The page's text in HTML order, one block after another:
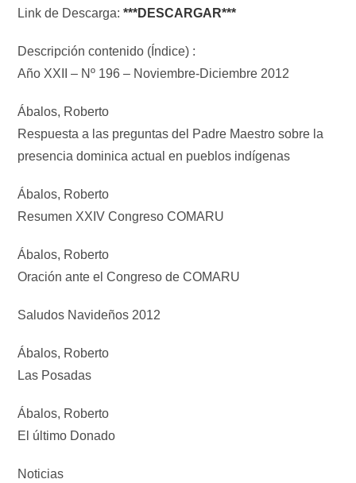
Link de Descarga:***DESCARGAR***
Descripción contenido (Índice) :
Año XXII – Nº 196 – Noviembre-Diciembre 2012
Ábalos, Roberto
Respuesta a las preguntas del Padre Maestro sobre la
presencia dominica actual en pueblos indígenas
Ábalos, Roberto
Resumen XXIV Congreso COMARU
Ábalos, Roberto
Oración ante el Congreso de COMARU
Saludos Navideños 2012
Ábalos, Roberto
Las Posadas
Ábalos, Roberto
El último Donado
Noticias